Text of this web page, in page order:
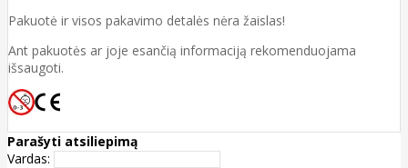
Pakuotė ir visos pakavimo detalės nėra žaislas!
Ant pakuotės ar joje esančią informaciją rekomenduojama
išsaugoti.
Parašyti atsiliepimą
Vardas: